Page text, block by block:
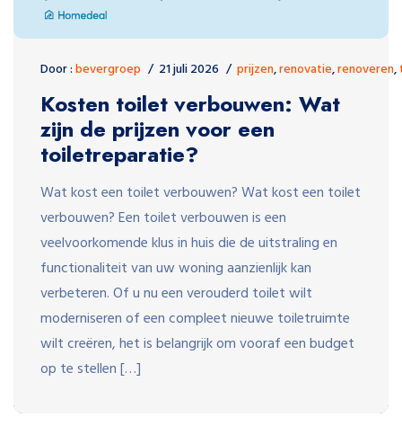
Door :bevergroep 21 juli 2026 prijzen,renovatie,renoveren,
Kosten toilet verbouwen: Wat
zijn de prijzen voor een
toiletreparatie?
Wat kost een toilet verbouwen? Wat kost een toilet
verbouwen? Een toilet verbouwen is een
veelvoorkomende klus in huis die de uitstraling en
functionaliteit van uw woning aanzienlijk kan
verbeteren. Of u nu een verouderd toilet wilt
moderniseren of een compleet nieuwe toiletruimte
wilt creëren, het is belangrijk om vooraf een budget
op te stellen […]